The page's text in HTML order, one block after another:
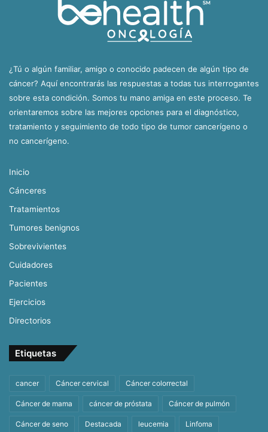
¿Tú o algún familiar, amigo o conocido padecen de algún tipo de
cáncer? Aquí encontrarás las respuestas a todas tus interrogantes
sobre esta condición. Somos tu mano amiga en este proceso. Te
orientaremos sobre las mejores opciones para el diagnóstico,
tratamiento y seguimiento de todo tipo de tumor cancerígeno o
no cancerígeno.
Inicio
Cánceres
Tratamientos
Tumores benignos
Sobrevivientes
Cuidadores
Pacientes
Ejercicios
Directorios
Etiquetas
cancer Cáncer cervical Cáncer colorrectal
Cáncer de mama cáncer de próstata Cáncer de pulmón
Cáncer de seno Destacada leucemia Linfoma